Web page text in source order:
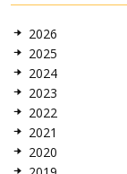
2026
2025
2024
2023
2022
2021
2020